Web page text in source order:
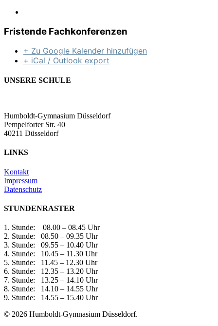
Fristende Fachkonferenzen
+ Zu Google Kalender hinzufügen
+ iCal / Outlook export
UNSERE SCHULE
Humboldt-Gymnasium Düsseldorf
Pempelforter Str. 40
40211 Düsseldorf
LINKS
Kontakt
Impressum
Datenschutz
STUNDENRASTER
1. Stunde: 08.00 – 08.45 Uhr
2. Stunde: 08.50 – 09.35 Uhr
3. Stunde: 09.55 – 10.40 Uhr
4. Stunde: 10.45 – 11.30 Uhr
5. Stunde: 11.45 – 12.30 Uhr
6. Stunde: 12.35 – 13.20 Uhr
7. Stunde: 13.25 – 14.10 Uhr
8. Stunde: 14.10 – 14.55 Uhr
9. Stunde: 14.55 – 15.40 Uhr
© 2026 Humboldt-Gymnasium Düsseldorf.